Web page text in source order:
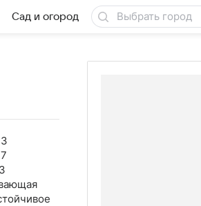
Сад и огород Товары для дачи